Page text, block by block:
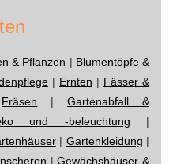
& Pflanzen | Blumentöpfe &
| Ernten | Fässer &
Fräsen |Gartenabfall &
und -beleuchtung |
| Gartenkleidung |
|Gewächshäuser &